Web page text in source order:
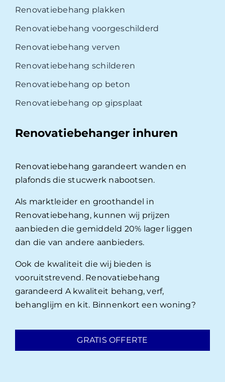
Renovatiebehang plakken
Renovatiebehang voorgeschilderd
Renovatiebehang verven
Renovatiebehang schilderen
Renovatiebehang op beton
Renovatiebehang op gipsplaat
Renovatiebehanger inhuren
Renovatiebehang garandeert wanden en
plafonds die stucwerk nabootsen.
Als marktleider en groothandel in
Renovatiebehang, kunnen wij prijzen
aanbieden die gemiddeld 20% lager liggen
dan die van andere aanbieders.
Ook de kwaliteit die wij bieden is
vooruitstrevend. Renovatiebehang
garandeerd A kwaliteit behang, verf,
behanglijm en kit. Binnenkort een woning?
GRATIS OFFERTE